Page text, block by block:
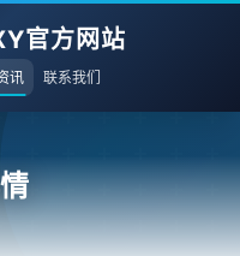
官方网站
讯 联系我们